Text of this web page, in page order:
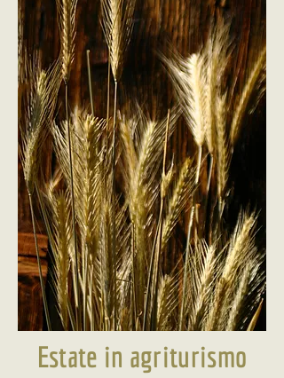
Estate in agriturismo